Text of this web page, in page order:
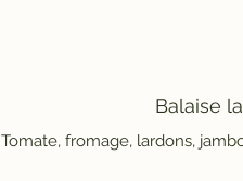
Balaise
Tomate, fromage, lardons,